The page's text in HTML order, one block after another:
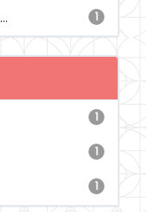
1
1
1
1